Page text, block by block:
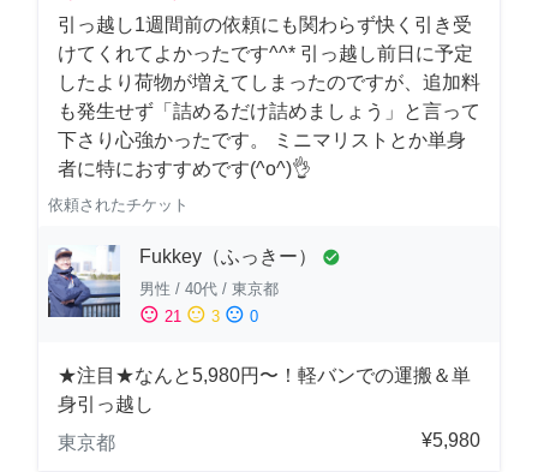
引っ越し1週間前の依頼にも関わらず快く引き受
けてくれてよかったです^^* 引っ越し前日に予定
したより荷物が増えてしまったのですが、追加料
も発生せず「詰めるだけ詰めましょう」と言って
下さり心強かったです。 ミニマリストとか単身
者に特におすすめです(^o^)👌
依頼されたチケット
Fukkey（ふっきー） check_circle
男性 / 40代 / 東京都
sentiment_satisfied 21 sentiment_neutral 3 sentiment_dissatisfied 0
★注目★なんと5,980円〜！軽バンでの運搬＆単
身引っ越し
東京都
¥5,980